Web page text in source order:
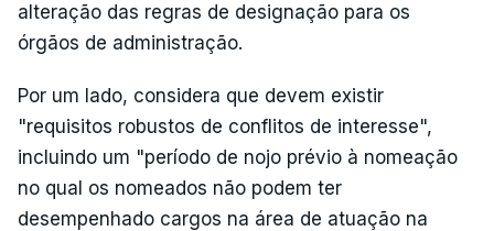
alteração das regras de designação para os
órgãos de administração.
Por um lado, considera que devem existir
"requisitos robustos de conflitos de interesse",
incluindo um "período de nojo prévio à nomeação
no qual os nomeados não podem ter
desempenhado cargos na área de atuação na